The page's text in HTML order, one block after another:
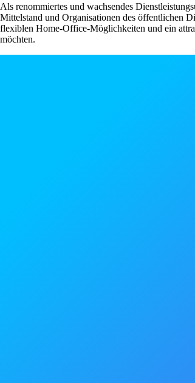
Als renommiertes und wachsendes
Mittelstand und Organisationen des öffentlichen
flexiblen Home-Office-Möglichkeiten und ein
möchten.